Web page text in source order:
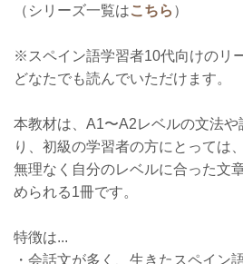
（シリーズ一覧はこちら ）
※スペイン語学習者10代向けのリ
どなたでも読んでいただけます。
本教材は、A1〜A2レベルの文法
り、初級の学習者の方にとっては、
無理なく自分のレベルに合った文
められる1冊です。
特徴は...
・会話文が多く、生きたスペイン